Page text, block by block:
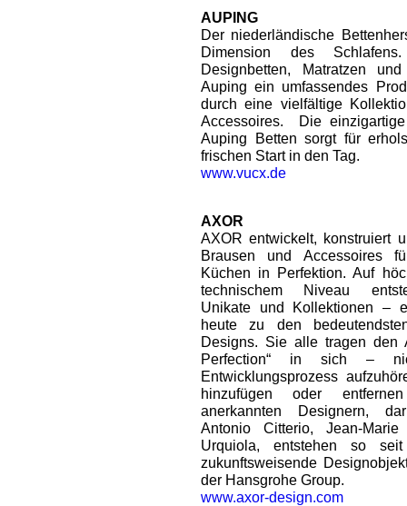
AUPING
Der niederländische
Dimension des
Designbetten, Matratzen
Auping ein umfassendes
durch eine vielfältige
Accessoires. Die
Auping Betten sorgt für
frischen Start in den Tag.
www.vucx.de
AXOR
AXOR entwickelt, konstruiert
Brausen und Accessoires
Küchen in Perfektion. Auf
technischem Niveau
Unikate und Kollektionen –
heute zu den
Designs. Sie alle tragen den
Perfection“ in sich –
Entwicklungsprozess
hinzufügen oder
anerkannten Designern,
Antonio Citterio, Jean-
Urquiola, entstehen so
zukunftsweisende
der Hansgrohe Group.
www.axor-design.com